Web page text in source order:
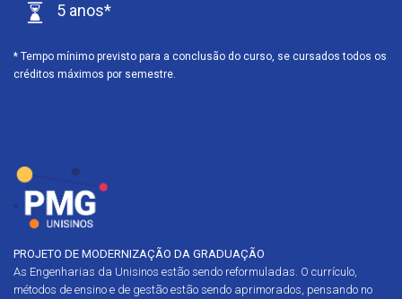
5 anos*
* Tempo mínimo previsto para a conclusão do curso, se cursados todos os
créditos máximos por semestre.
PROJETO DE MODERNIZAÇÃO DA GRADUAÇÃO
As Engenharias da Unisinos estão sendo reformuladas. O currículo,
métodos de ensino e de gestão estão sendo aprimorados, pensando no